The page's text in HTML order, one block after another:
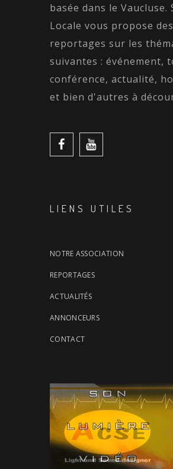
basée dans le Vaucluse.
Locale vous propose des
reportages sur les
suivantes : événement,
conférence, actualité,
et bien d'autres à
LIENS UTILES
NOTRE ASSOCIATION
REPORTAGES
ACTUALITÉS
ANNONCEURS
CONTACT